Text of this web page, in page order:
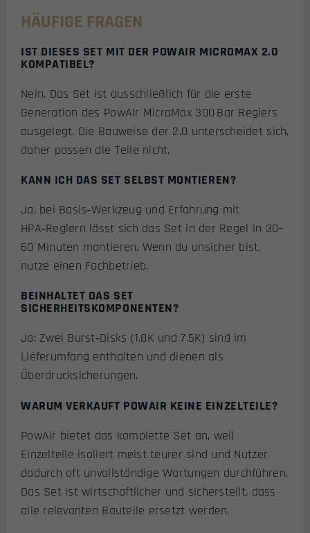
HÄUFIGE FRAGEN
IST DIESES SET MIT DER POWAIR MICROMAX 2.0
KOMPATIBEL?
Nein. Das Set ist ausschließlich für die erste
Generation des PowAir MicroMax 300 Bar Reglers
ausgelegt. Die Bauweise der 2.0 unterscheidet sich,
daher passen die Teile nicht.
KANN ICH DAS SET SELBST MONTIEREN?
Ja, bei Basis‑Werkzeug und Erfahrung mit
HPA‑Reglern lässt sich das Set in der Regel in 30–
60 Minuten montieren. Wenn du unsicher bist,
nutze einen Fachbetrieb.
BEINHALTET DAS SET
SICHERHEITSKOMPONENTEN?
Ja: Zwei Burst‑Disks (1.8K und 7.5K) sind im
Lieferumfang enthalten und dienen als
Überdrucksicherungen.
WARUM VERKAUFT POWAIR KEINE EINZELTEILE?
PowAir bietet das komplette Set an, weil
Einzelteile isoliert meist teurer sind und Nutzer
dadurch oft unvollständige Wartungen durchführen.
Das Set ist wirtschaftlicher und sicherstellt, dass
alle relevanten Bauteile ersetzt werden.